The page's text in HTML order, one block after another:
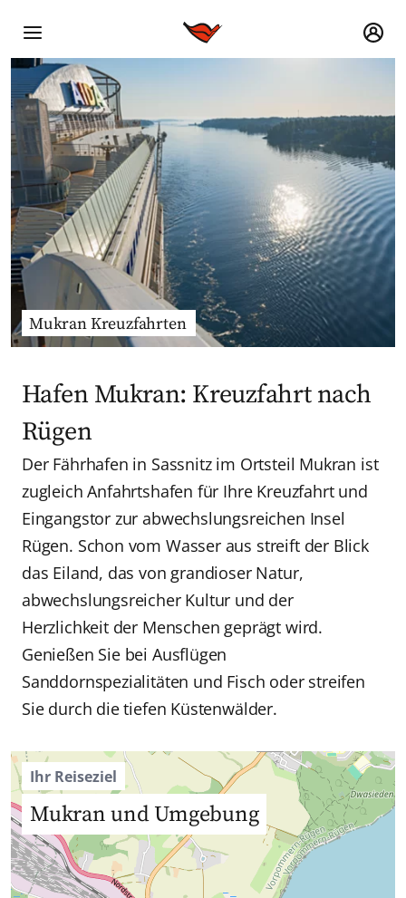
Mukran Kreuzfahrten
Hafen Mukran: Kreuzfahrt nach
Rügen
Der Fährhafen in Sassnitz im Ortsteil Mukran ist
zugleich Anfahrtshafen für Ihre Kreuzfahrt und
Eingangstor zur abwechslungsreichen Insel
Rügen. Schon vom Wasser aus streift der Blick
das Eiland, das von grandioser Natur,
abwechslungsreicher Kultur und der
Herzlichkeit der Menschen geprägt wird.
Genießen Sie bei Ausflügen
Sanddornspezialitäten und Fisch oder streifen
Sie durch die tiefen Küstenwälder.
Ihr Reiseziel
Mukran und Umgebung